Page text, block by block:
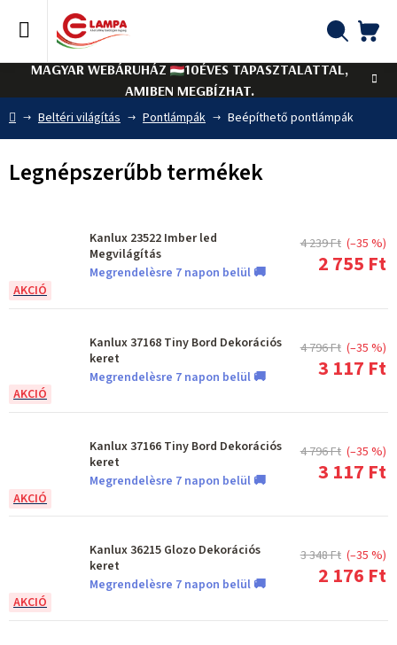
tartalomhoz
MAGYAR WEBÁRUHÁZ
10ÉVES TAPASZTALATTAL,
AMIBEN MEGBÍZHAT.
Kezdőlap
Beltéri világítás Pontlámpák Beépíthető pontlámpák
Legnépszerűbb termékek
Kanlux 23522 Imber led
Megvilágítás
Megrendelèsre 7 napon belül 🚚
4 239 Ft (–35 %)
2 755 Ft
Kanlux 37168 Tiny Bord Dekorációs
keret
Megrendelèsre 7 napon belül 🚚
4 796 Ft (–35 %)
3 117 Ft
Kanlux 37166 Tiny Bord Dekorációs
keret
Megrendelèsre 7 napon belül 🚚
4 796 Ft (–35 %)
3 117 Ft
Kanlux 36215 Glozo Dekorációs
keret
Megrendelèsre 7 napon belül 🚚
3 348 Ft (–35 %)
2 176 Ft